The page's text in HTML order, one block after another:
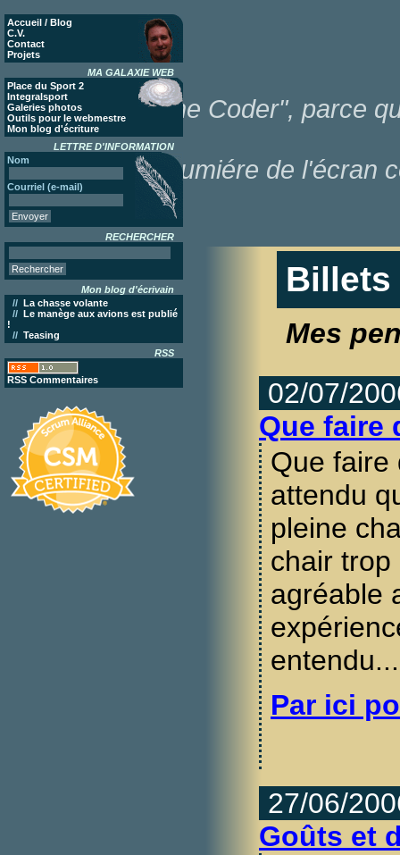
Accueil / Blog
C.V.
Contact
Projets
MA GALAXIE WEB
Place du Sport 2
Integralsport
Galeries photos
Outils pour le webmestre
Mon blog d'écriture
LETTRE D'INFORMATION
Nom
Courriel (e-mail)
RECHERCHER
Mon blog d'écrivain
// La chasse volante
// Le manège aux avions est publié
!
// Teasing
RSS
RSS Commentaires
"Poor Lonesome Coder", parce
dans la lumiére de l'écran
Billets
Mes
02/07/
Que faire
Que faire
attendu
pleine
chair trop
agréable
Par ici
27/06/
Goûts et